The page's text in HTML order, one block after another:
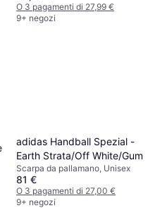
O 3 pagamenti di 27,99 €
9+ negozi
adidas Handball Spezial -
Earth Strata/Off White/Gum
Scarpa da pallamano, Unisex
81 €
O 3 pagamenti di 27,00 €
9+ negozi